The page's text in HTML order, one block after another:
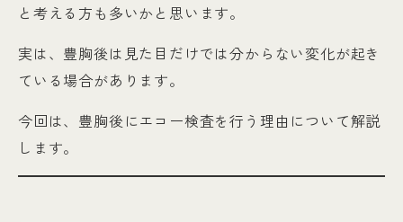
と考える方も多いかと思います。
実は、豊胸後は見た目だけでは分からない変化が起き
ている場合があります。
今回は、豊胸後にエコー検査を行う理由について解説
します。